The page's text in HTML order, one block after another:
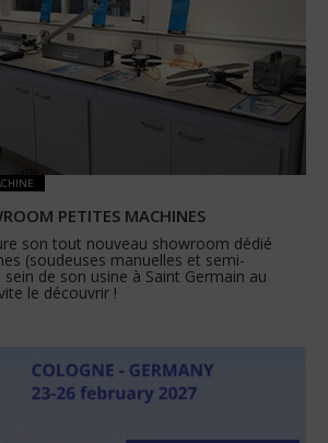
PETITES MACHINES
son tout nouveau showroom dédié
(soudeuses manuelles et semi-
de son usine à Saint Germain au
le découvrir !